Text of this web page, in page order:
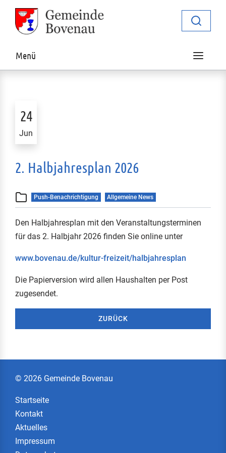
Zur Navigation springen
Zum Inhalt springen
Menü
24
Jun
2. Halbjahresplan 2026
Push-Benachrichtigung Allgemeine News
Den Halbjahresplan mit den Veranstaltungsterminen
für das 2. Halbjahr 2026 finden Sie online unter
www.bovenau.de/kultur-freizeit/halbjahresplan
Die Papierversion wird allen Haushalten per Post
zugesendet.
ZURÜCK
© 2026 Gemeinde Bovenau
Startseite
Kontakt
Aktuelles
Impressum